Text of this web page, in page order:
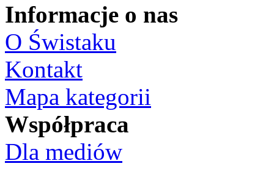
Informacje o nas
O Świstaku
Kontakt
Mapa kategorii
Współpraca
Dla mediów